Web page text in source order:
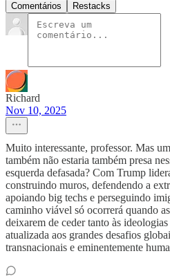
Comentários Restacks
Richard
Nov 10, 2025
Muito interessante, professor. Mas
também não estaria também presa
esquerda defasada? Com Trump
construindo muros, defendendo a
apoiando big techs e perseguindo
caminho viável só ocorrerá quando
deixarem de ceder tanto às
atualizada aos grandes desafios
transnacionais e eminentemente